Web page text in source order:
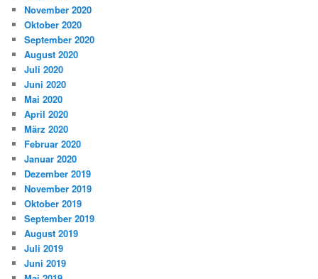
November 2020
Oktober 2020
September 2020
August 2020
Juli 2020
Juni 2020
Mai 2020
April 2020
März 2020
Februar 2020
Januar 2020
Dezember 2019
November 2019
Oktober 2019
September 2019
August 2019
Juli 2019
Juni 2019